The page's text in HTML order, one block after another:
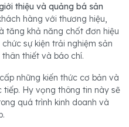
thiệu và quảng bá sản
hàng với thương hiệu,
tăng khả năng chốt đơn hiệu
sự kiện trải nghiệm sản
thiết và báo chí.
những kiến thức cơ bản và
tiếp. Hy vọng thông tin này sẽ
quá trình kinh doanh và